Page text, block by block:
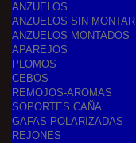
ANZUELOS
ANZUELOS SIN MONTAR
ANZUELOS MONTADOS
APAREJOS
PLOMOS
CEBOS
REMOJOS-AROMAS
SOPORTES CAÑA
GAFAS POLARIZADAS
REJONES